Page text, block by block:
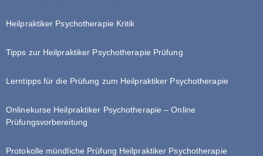
Heilpraktiker Psychotherapie Kritik
Tipps zur Heilpraktiker Psychotherapie Prüfung
Lerntipps für die Prüfung zum Heilpraktiker Psychotherapie
Onlinekurse Heilpraktiker Psychotherapie – Online
Prüfungsvorbereitung
Protokolle mündliche Prüfung Heilpraktiker Psychotherapie